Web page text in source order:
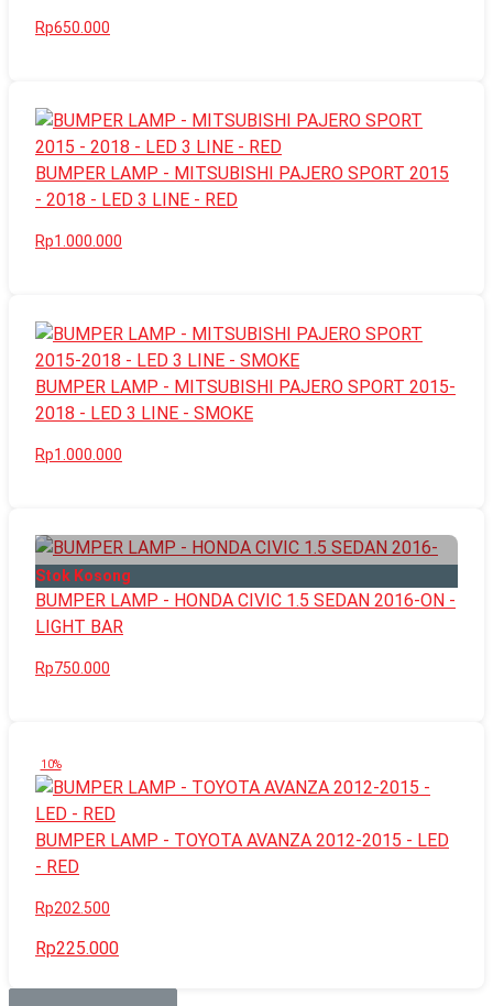
Rp650.000
BUMPER LAMP - MITSUBISHI PAJERO SPORT 2015
- 2018 - LED 3 LINE - RED
Rp1.000.000
BUMPER LAMP - MITSUBISHI PAJERO SPORT 2015-
2018 - LED 3 LINE - SMOKE
Rp1.000.000
Stok Kosong
BUMPER LAMP - HONDA CIVIC 1.5 SEDAN 2016-ON -
LIGHT BAR
Rp750.000
10%
BUMPER LAMP - TOYOTA AVANZA 2012-2015 - LED
- RED
Rp202.500
Rp225.000